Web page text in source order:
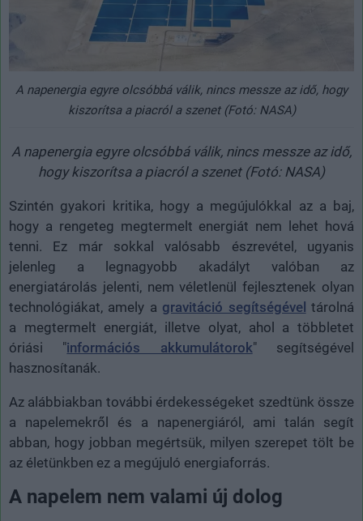
A napenergia egyre olcsóbbá válik, nincs messze az idő, hogy
kiszorítsa a piacról a szenet (Fotó: NASA)
A napenergia egyre olcsóbbá válik, nincs messze az idő,
hogy kiszorítsa a piacról a szenet (Fotó: NASA)
Szintén gyakori kritika, hogy a megújulókkal az a baj,
hogy a rengeteg megtermelt energiát nem lehet hová
tenni. Ez már sokkal valósabb észrevétel, ugyanis
jelenleg a legnagyobb akadályt valóban az
energiatárolás jelenti, nem véletlenül fejlesztenek olyan
technológiákat, amely a gravitáció segítségével tárolná
a megtermelt energiát, illetve olyat, ahol a többletet
óriási "információs akkumulátorok" segítségével
hasznosítanák.
Az alábbiakban további érdekességeket szedtünk össze
a napelemekről és a napenergiáról, ami talán segít
abban, hogy jobban megértsük, milyen szerepet tölt be
az életünkben ez a megújuló energiaforrás.
A napelem nem valami új dolog